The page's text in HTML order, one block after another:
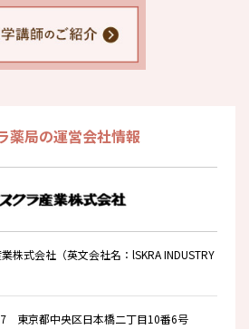
薬局の運営会社情報
株式会社（英文会社名：lSKRA INDUSTRY
東京都中央区日本橋二丁目10番6号